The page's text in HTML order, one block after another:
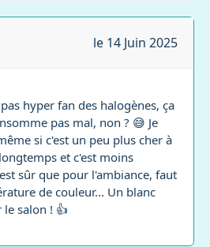
le 14 Juin 2025
hyper fan des halogènes, ça
pas mal, non ? 😅 Je
si c'est un peu plus cher à
et c'est moins
sûr que pour l'ambiance, faut
de couleur... Un blanc
salon ! 👍